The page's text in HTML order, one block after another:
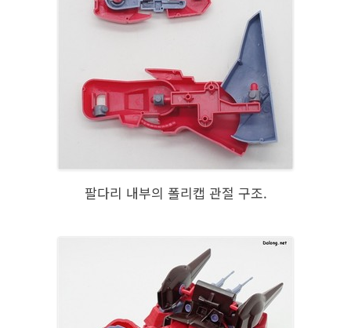
팔다리 내부의 폴리캡 관절 구조.